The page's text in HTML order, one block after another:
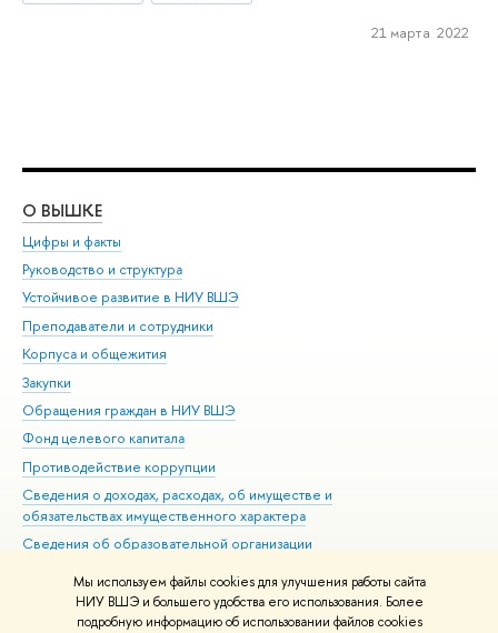
Мы используем файлы cookies для улучшения работы сайта
НИУ ВШЭ и большего удобства его использования. Более
подробную информацию об использовании файлов cookies
21 марта 2022
О ВЫШКЕ
Цифры и факты
Руководство и структура
Устойчивое развитие в НИУ ВШЭ
Преподаватели и сотрудники
Корпуса и общежития
Закупки
Обращения граждан в НИУ ВШЭ
Фонд целевого капитала
Противодействие коррупции
Сведения о доходах, расходах, об имуществе и
обязательствах имущественного характера
Сведения об образовательной организации
Людям с ограниченными возможностями здоровья
Единая платежная страница
Работа в Вышке